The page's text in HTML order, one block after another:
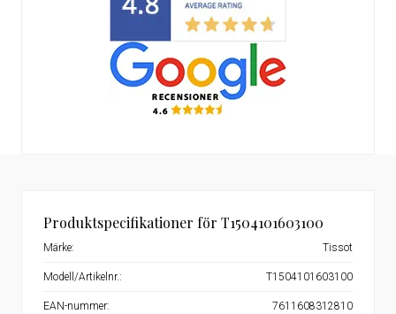
Produktspecifikationer för T1504101603100
Märke: Tissot
Modell/Artikelnr.: T1504101603100
EAN-nummer: 7611608312810